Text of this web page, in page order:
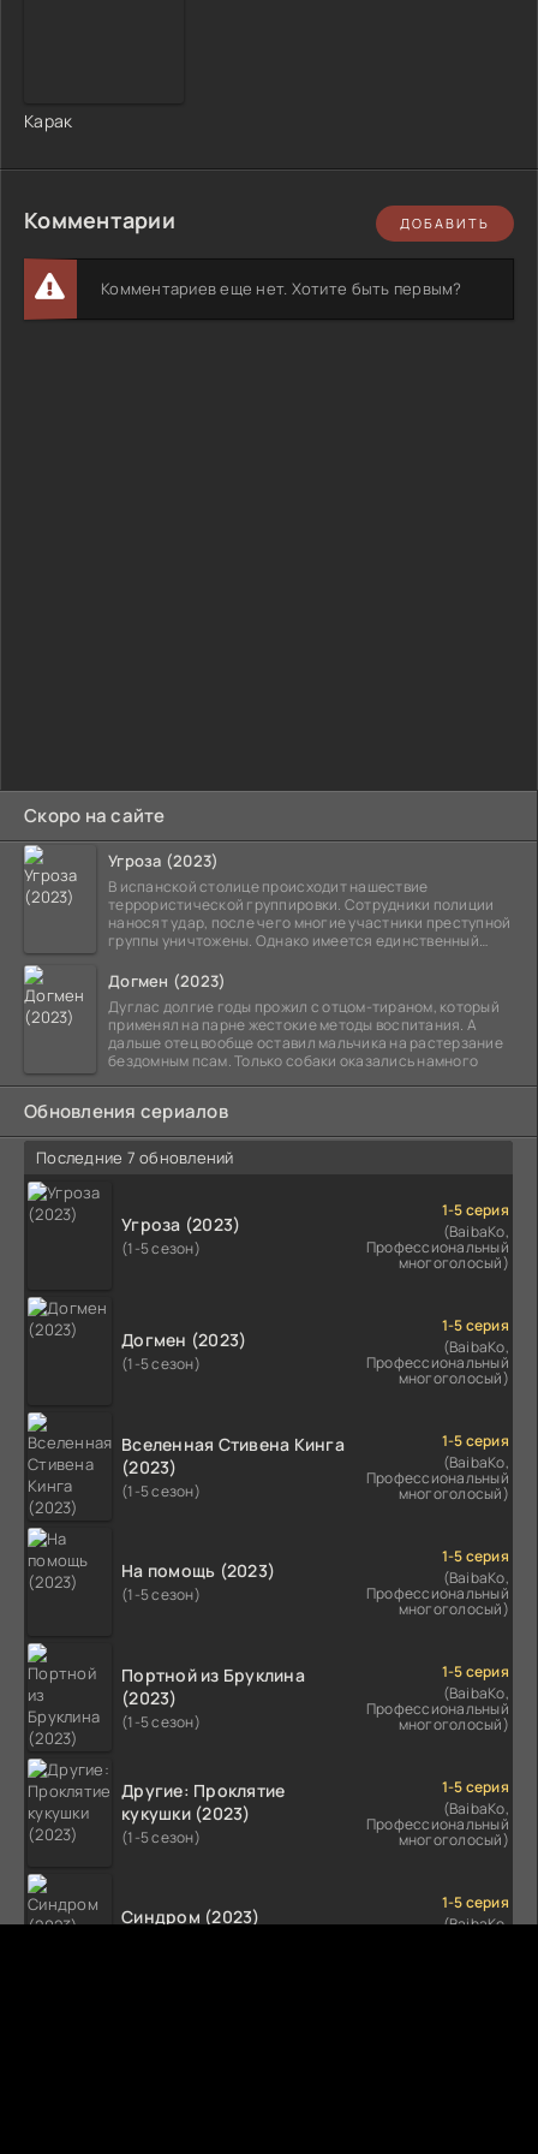
Скоро на сайте
Угроза (2023)
В испанской столице происходит нашествие
террористической группировки. Сотрудники полиции
наносят удар, после чего многие участники преступной
группы уничтожены. Однако имеется единственный
Догмен (2023)
Дуглас долгие годы прожил с отцом-тираном, который
применял на парне жестокие методы воспитания. А
дальше отец вообще оставил мальчика на растерзание
бездомным псам. Только собаки оказались намного
Обновления сериалов
Последние 7 обновлений
Угроза (2023)
(1-5 сезон)
1-5 серия
(BaibaKo,
Профессиональный
многоголосый)
Догмен (2023)
(1-5 сезон)
1-5 серия
(BaibaKo,
Профессиональный
многоголосый)
Вселенная Стивена Кинга
(2023)
(1-5 сезон)
1-5 серия
(BaibaKo,
Профессиональный
многоголосый)
На помощь (2023)
(1-5 сезон)
1-5 серия
(BaibaKo,
Профессиональный
многоголосый)
Портной из Бруклина
(2023)
(1-5 сезон)
1-5 серия
(BaibaKo,
Профессиональный
многоголосый)
Другие: Проклятие
кукушки (2023)
(1-5 сезон)
1-5 серия
(BaibaKo,
Профессиональный
многоголосый)
Синдром (2023)
1-5 серия
(BaibaKo,
Карак
Комментарии ДОБАВИТЬ
Комментариев еще нет. Хотите быть первым?